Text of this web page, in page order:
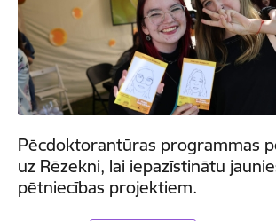
Pēcdoktorantūras programmas
uz Rēzekni, lai iepazīstinātu
pētniecības projektiem.